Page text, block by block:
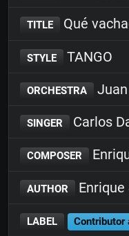
TITLE Qué
STYLE TANGO
ORCHESTRA Juan
SINGER Carlos
COMPOSER
AUTHOR
LABEL Contributor